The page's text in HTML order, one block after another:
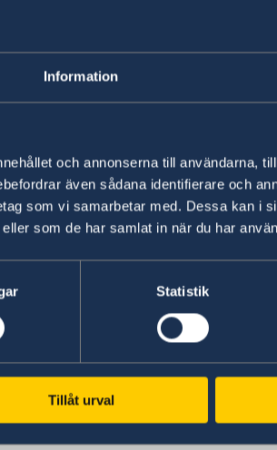
Information
och annonserna till användarna,
även sådana identifierare och
som vi samarbetar med. Dessa kan i
som de har samlat in när du har
Statistik
Tillåt urval
avgiftsfri och kan endast utföras
av samordningsnummer på
bör således inkomma inom
får endast rekvirera
vid ansökan om
komma till ambassaden
i original ska uppvisas.
vigselbevis, om de var gifta när